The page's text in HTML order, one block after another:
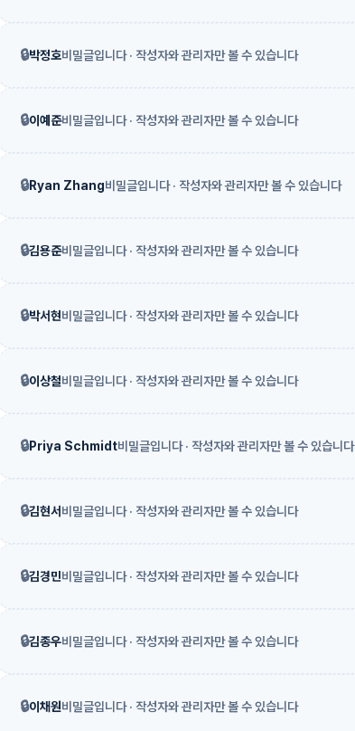
🔒박정호비밀글입니다 · 작성자와 관리자만 볼 수 있습니다
🔒이예준비밀글입니다 · 작성자와 관리자만 볼 수 있습니다
🔒Ryan Zhang비밀글입니다 · 작성자와 관리자만 볼 수 있습니다
🔒김용준비밀글입니다 · 작성자와 관리자만 볼 수 있습니다
🔒박서현비밀글입니다 · 작성자와 관리자만 볼 수 있습니다
🔒이상철비밀글입니다 · 작성자와 관리자만 볼 수 있습니다
🔒Priya Schmidt비밀글입니다 · 작성자와 관리자만 볼 수 있습니다
🔒김현서비밀글입니다 · 작성자와 관리자만 볼 수 있습니다
🔒김경민비밀글입니다 · 작성자와 관리자만 볼 수 있습니다
🔒김종우비밀글입니다 · 작성자와 관리자만 볼 수 있습니다
🔒이채원비밀글입니다 · 작성자와 관리자만 볼 수 있습니다